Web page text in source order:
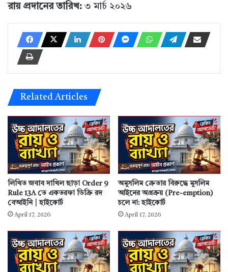
রায় প্রদানের তারিখ: ৩ মার্চ ২০২৬
Related Articles
লিখিত জবাব দাখিল ছাড়া Order 9
Rule 13A তে একতরফা ডিক্রি রদ
বেআইনি | হাইকোর্ট
April 17, 2026
অমুসলিম ক্রেতার বিরুদ্ধে মুসলিম
আইনের অগ্রক্রয় (Pre-emption)
চলে না: হাইকোর্ট
April 17, 2026